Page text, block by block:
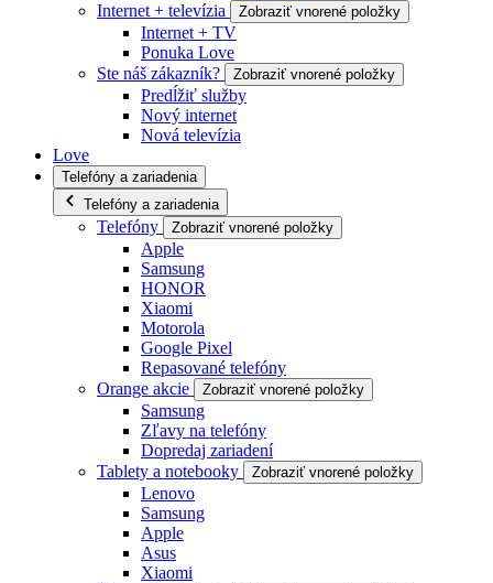
Internet + televízia
Zobraziť vnorené položky
Internet + TV
Ponuka Love
Ste náš zákazník?
Zobraziť vnorené položky
Predĺžiť služby
Nový internet
Nová televízia
Love
Telefóny a zariadenia
Telefóny a zariadenia
Telefóny Zobraziť vnorené položky
Apple
Samsung
HONOR
Xiaomi
Motorola
Google Pixel
Repasované telefóny
Orange akcie
Zobraziť vnorené položky
Samsung
Zľavy na telefóny
Dopredaj zariadení
Tablety a notebooky
Zobraziť vnorené položky
Lenovo
Samsung
Apple
Asus
Xiaomi